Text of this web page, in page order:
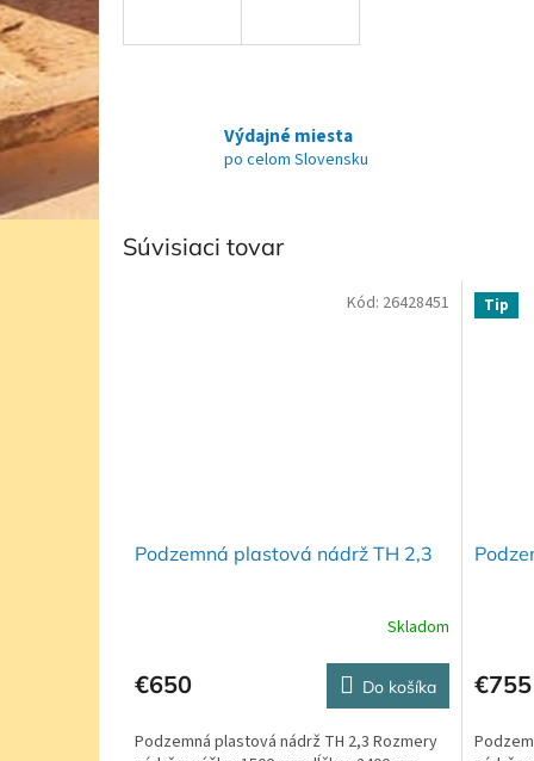
Výdajné miesta
po celom Slovensku
Súvisiaci tovar
Podzemná plastová nádrž TH 2,3
produktu
je
z
Skladom
€650 Do košíka
Podzemná plastová nádrž TH 2,3 Rozmery
Kód: 26428451 Tip
produktu
je
z
€755